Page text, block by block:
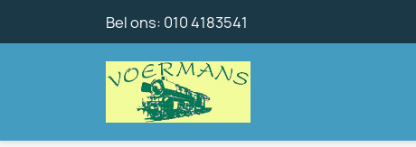
Bel ons: 010 4183541